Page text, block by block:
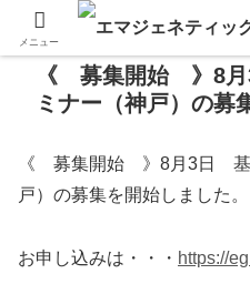
《 募集開始 》8
ミナー（神戸）の募
《 募集開始 》8月3日 基
戸）の募集を開始しました。
お申し込みは・・・ https://
メニュー